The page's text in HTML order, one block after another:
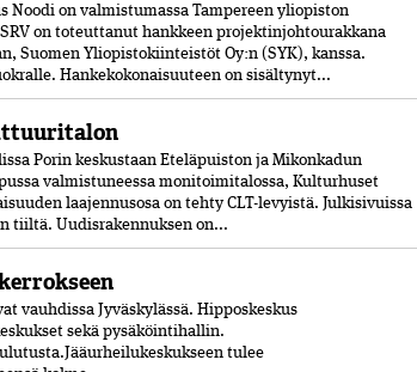
Noodi on valmistumassa Tampereen yliopiston
on toteuttanut hankkeen projektinjohtourakkana
Suomen Yliopistokiinteistöt Oy:n (SYK), kanssa.
Hankekokonaisuuteen on sisältynyt...
Porin keskustaan Eteläpuiston ja Mikonkadun
valmistuneessa moni­toimitalossa, Kulturhuset
laajennusosa on tehty CLT-levyistä. Julkisivuissa
tiiltä. Uudisrakennuksen on...
vauhdissa Jyväskylässä. Hipposkeskus
sekä pysäköintihallin.
tulee